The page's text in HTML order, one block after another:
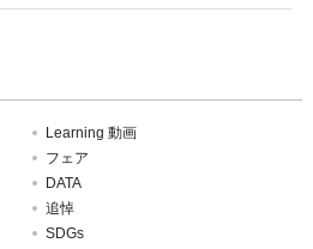
Learning 動画
フェア
DATA
追悼
SDGs